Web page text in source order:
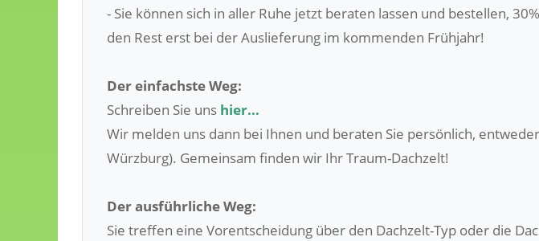
- Sie können sich in aller Ruhe jetzt beraten lassen und bestellen,
den Rest erst bei der Auslieferung im kommenden Frühjahr!
Der einfachste Weg:
Schreiben Sie uns hier...
Wir melden uns dann bei Ihnen und beraten Sie persönlich,
Würzburg). Gemeinsam finden wir Ihr Traum-Dachzelt!
Der ausführliche Weg:
Sie treffen eine Vorentscheidung über den Dachzelt-Typ oder die